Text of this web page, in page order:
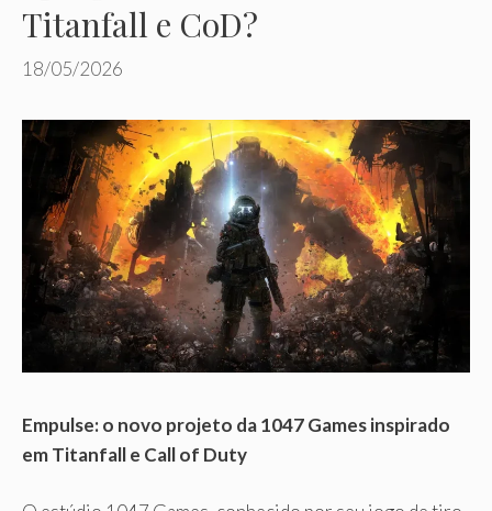
Titanfall e CoD?
18/05/2026
Empulse: o novo projeto da 1047 Games inspirado
em Titanfall e Call of Duty